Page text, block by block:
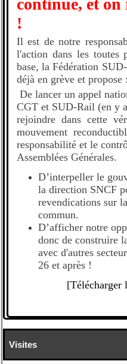
Visites
continue, et on
!
Il est de notre
l'action dans les toutes
base, la Fédération
déjà en grève et propose :
De lancer un appel
CGT et SUD-Rail (en y
rejoindre dans cette
mouvement
responsabilité et le
Assemblées Générales.
D’interpeller le
la direction SNCF
revendications sur
commun.
D’afficher notre
donc de construire
avec d'autres
26 et après !
[Télécharger